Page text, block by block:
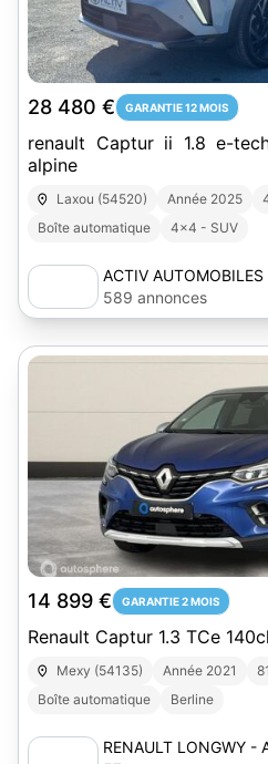
28 480 € GARANTIE 12 MOIS
renault Captur ii 1.8 e-
alpine
Laxou (54520) Année 2025
Boîte automatique
4x4 - SUV
ACTIV AUTOMOBILES
589 annonces
14 899 € GARANTIE 2 MOIS
Renault Captur 1.3 TCe
Mexy (54135) Année 2021
Boîte automatique
Berline
RENAULT LONGWY -